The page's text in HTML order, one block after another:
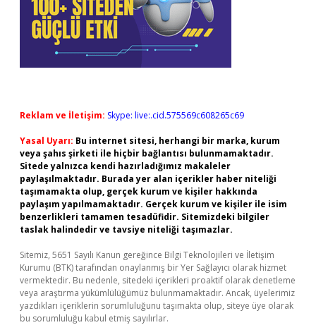
Reklam ve İletişim: Skype: live:.cid.575569c608265c69
Yasal Uyarı: Bu internet sitesi, herhangi bir marka, kurum
veya şahıs şirketi ile hiçbir bağlantısı bulunmamaktadır.
Sitede yalnızca kendi hazırladığımız makaleler
paylaşılmaktadır. Burada yer alan içerikler haber niteliği
taşımamakta olup, gerçek kurum ve kişiler hakkında
paylaşım yapılmamaktadır. Gerçek kurum ve kişiler ile isim
benzerlikleri tamamen tesadüfidir. Sitemizdeki bilgiler
taslak halindedir ve tavsiye niteliği taşımazlar.
Sitemiz, 5651 Sayılı Kanun gereğince Bilgi Teknolojileri ve İletişim
Kurumu (BTK) tarafından onaylanmış bir Yer Sağlayıcı olarak hizmet
vermektedir. Bu nedenle, sitedeki içerikleri proaktif olarak denetleme
veya araştırma yükümlülüğümüz bulunmamaktadır. Ancak, üyelerimiz
yazdıkları içeriklerin sorumluluğunu taşımakta olup, siteye üye olarak
bu sorumluluğu kabul etmiş sayılırlar.